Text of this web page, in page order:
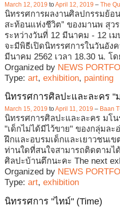
March 12, 2019 toApril 12, 2019 – The
นิทรรศการผลงานศิลปกรรมย้อน
สะท้อนแห่งชีวิต” ของมานพ สุ
ระหว่างวันที่ 12 มีนาคม - 12 เ
จะมีพิธีเปิดนิทรรศการในวันอัง
มีนาคม 2562 เวลา 18.30 น. โ
Organized by NEWS
Type: art, exhibition, painting
นิทรรศการศิลปะและละคร "
March 15, 2019 toApril 11, 2019 – Baan
นิทรรศการศิลปะและละคร มโ
"เด็กไม่ได้มีไว้ขาย" ของกลุ่มล
ฝึกและอบรมเด็กและเยาวชนเข
ท่านใดที่สนใจสามารถติดตามไ
ศิลปะบ้านตึกนะคะ The next
Organized by NEWS
Type: art, exhibition
นิทรรศการ "ไทม์" (Time)